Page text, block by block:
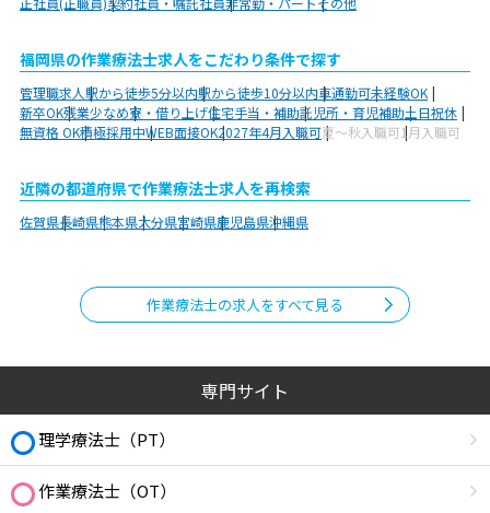
福岡県の作業療法士求人をこだわり条件で探す
管理職求人駅から徒歩5分以内駅から徒歩10分以内車通勤可未経験OK
新卒OK残業少なめ寮・借り上げ住宅手当・補助託児所・育児補助土日祝休
無資格 OK積極採用中WEB面接OK2027年4月入職可夏～秋入職可1月入職可
近隣の都道府県で作業療法士求人を再検索
佐賀県長崎県熊本県大分県宮崎県鹿児島県沖縄県
作業療法士の求人をすべて見る
専門サイト
理学療法士（PT）
作業療法士（OT）